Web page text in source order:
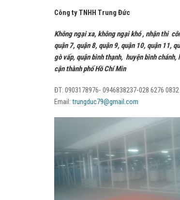
Công ty TNHH Trung Đức
Không ngại xa, không ngại khó , nhận thi
quận 7, quận 8, quận 9, quận 10, quận 11,
gò vấp, quận bình thạnh, huyện bình
cận thành phố Hồ Chí Min
ĐT: 0903178976- 0946838237-028 6276 0832
Email: trungduc79@gmail.com